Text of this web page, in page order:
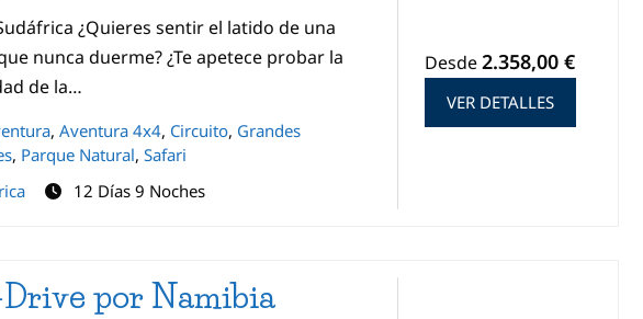
¿Quieres sentir el latido de una
nunca duerme? ¿Te apetece probar la
de la…
, Aventura 4x4, Circuito, Grandes
, Parque Natural, Safari
12 Días 9 Noches
Desde2.358,00 €
VER DETALLES
por Namibia